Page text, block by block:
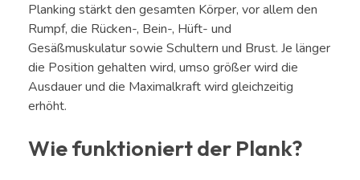
Planking stärkt den gesamten Körper, vor allem den
Rumpf, die Rücken-, Bein-, Hüft- und
Gesäßmuskulatur sowie Schultern und Brust. Je länger
die Position gehalten wird, umso größer wird die
Ausdauer und die Maximalkraft wird gleichzeitig
erhöht.
Wie funktioniert der Plank?